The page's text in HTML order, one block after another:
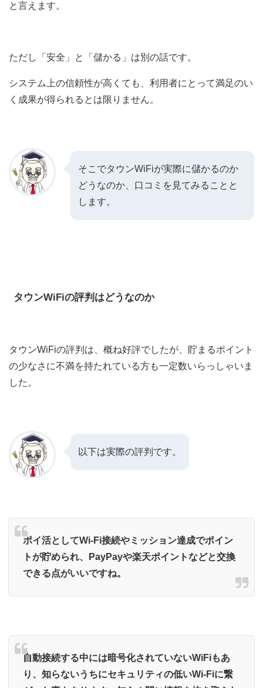
と言えます。
ただし「安全」と「儲かる」は別の話です。
システム上の信頼性が高くても、利用者にとって満足のい
く成果が得られるとは限りません。
そこでタウンWiFiが実際に儲かるのか
どうなのか、口コミを見てみることと
します。
タウンWiFiの評判はどうなのか
タウンWiFiの評判は、概ね好評でしたが、貯まるポイント
の少なさに不満を持たれている方も一定数いらっしゃいま
した。
以下は実際の評判です。
ポイ活としてWi-Fi接続やミッション達成でポイン
トが貯められ、PayPayや楽天ポイントなどと交換
できる点がいいですね。
自動接続する中には暗号化されていないWiFiもあ
り、知らないうちにセキュリティの低いWi-Fiに繋